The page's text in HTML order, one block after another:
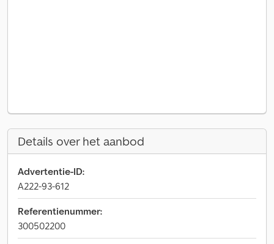
Details over het aanbod
Advertentie-ID:
A222-93-612
Referentienummer:
300502200